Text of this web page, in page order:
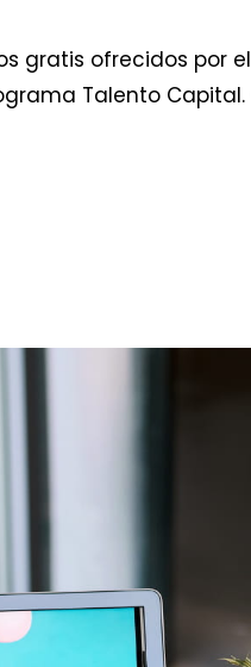
gratis ofrecidos por el
Talento